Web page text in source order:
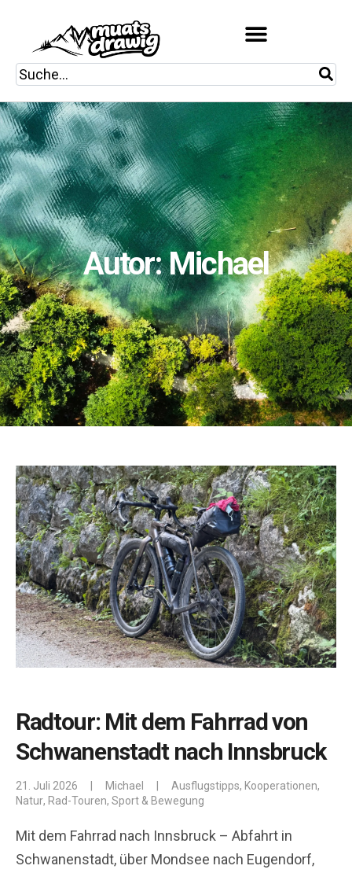
Autor:Michael
Radtour: Mit dem Fahrrad von
Schwanenstadt nach Innsbruck
21. Juli 2026 Michael Ausflugstipps, Kooperationen,
Natur, Rad-Touren, Sport & Bewegung
Mit dem Fahrrad nach Innsbruck – Abfahrt in
Schwanenstadt, über Mondsee nach Eugendorf,